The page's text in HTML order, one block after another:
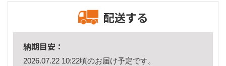
配送する
納期目安：
2026.07.22 10:22頃のお届け予定です。